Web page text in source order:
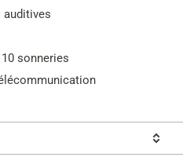
auditives
sonneries